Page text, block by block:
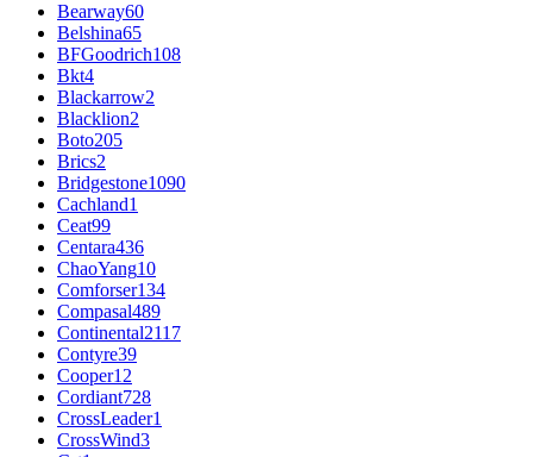
Bearway60
Belshina65
BFGoodrich108
Bkt4
Blackarrow2
Blacklion2
Boto205
Brics2
Bridgestone1090
Cachland1
Ceat99
Centara436
ChaoYang10
Comforser134
Compasal489
Continental2117
Contyre39
Cooper12
Cordiant728
CrossLeader1
CrossWind3